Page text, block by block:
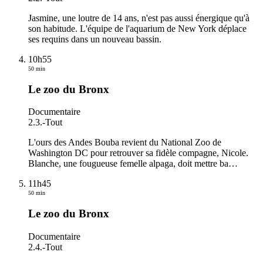
Jasmine, une loutre de 14 ans, n'est pas aussi énergique qu'à
son habitude. L'équipe de l'aquarium de New York déplace
ses requins dans un nouveau bassin.
10h55
50 min
Le zoo du Bronx
Documentaire
2.3.-Tout
L'ours des Andes Bouba revient du National Zoo de
Washington DC pour retrouver sa fidèle compagne, Nicole.
Blanche, une fougueuse femelle alpaga, doit mettre ba…
11h45
50 min
Le zoo du Bronx
Documentaire
2.4.-Tout